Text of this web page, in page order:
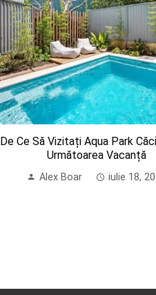
De Ce Să Vizitați Aqua Park
Următoarea Vacanță
Alex Boar iulie 18,